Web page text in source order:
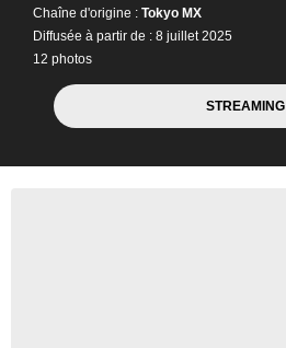
Chaîne d'origine : Tokyo MX
Diffusée à partir de : 8 juillet 2025
12 photos
STREAMING